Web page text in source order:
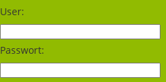
User:
Passwort: